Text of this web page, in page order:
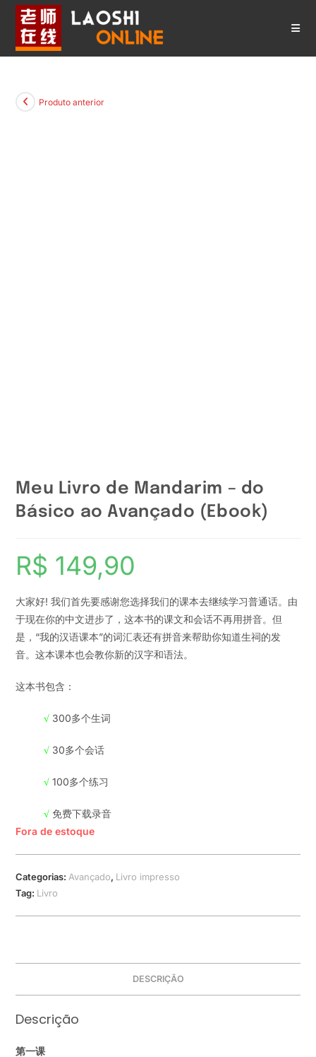
Produto anterior
Meu Livro de Mandarim – do
Básico ao Avançado (Ebook)
R$ 149,90
大家好! 我们首先要感谢您选择我们的课本去继续学习普通话。由
于现在你的中文进步了，这本书的课文和会话不再用拼音。但
是，“我的汉语课本”的词汇表还有拼音来帮助你知道生祠的发
音。这本课本也会教你新的汉字和语法。
这本书包含：
√ 300多个生词
√ 30多个会话
√ 100多个练习
√ 免费下载录音
Fora de estoque
Categorias: Avançado, Livro impresso
Tag: Livro
DESCRIÇÃO
Descrição
第一课